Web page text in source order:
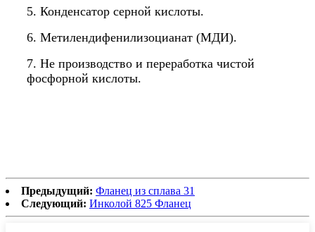
5. Конденсатор серной кислоты.
6. Метилендифенилизоцианат (МДИ).
7. Не производство и переработка чистой
фосфорной кислоты.
Предыдущий: Фланец из сплава 31
Следующий: Инколой 825 Фланец